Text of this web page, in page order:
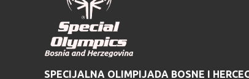
SPECIJALNA OLIMPIJADA BOSNE I